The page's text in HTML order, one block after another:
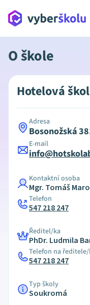
O škole
Hotelová
Adresa
Bosonožská
E-mail
Kontaktní osoba
Mgr. Tomáš
Telefon
547 218 247
Ředitel/ka
PhDr. Ludmila
Telefon na
547 218 247
Typ školy
Soukromá